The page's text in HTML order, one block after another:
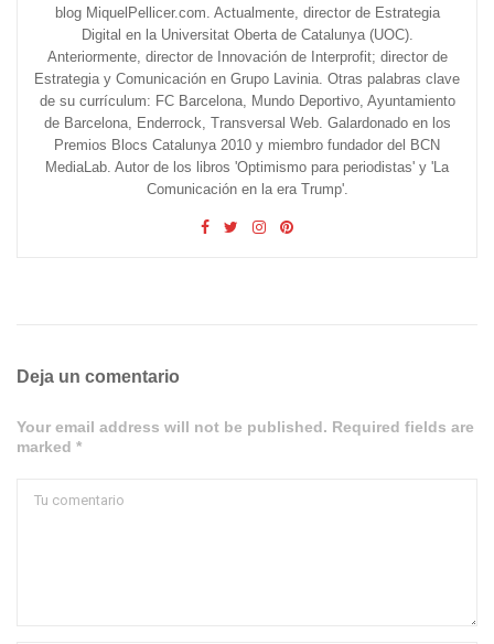
blog MiquelPellicer.com. Actualmente, director de Estrategia
Digital en la Universitat Oberta de Catalunya (UOC).
Anteriormente, director de Innovación de Interprofit; director de
Estrategia y Comunicación en Grupo Lavinia. Otras palabras clave
de su currículum: FC Barcelona, Mundo Deportivo, Ayuntamiento
de Barcelona, Enderrock, Transversal Web. Galardonado en los
Premios Blocs Catalunya 2010 y miembro fundador del BCN
MediaLab. Autor de los libros 'Optimismo para periodistas' y 'La
Comunicación en la era Trump'.
Deja un comentario
Your email address will not be published. Required fields are
marked *